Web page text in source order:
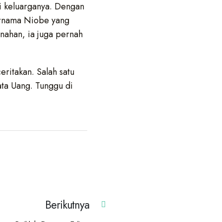
Dengan
Niobe yang
ia juga pernah
Salah satu
Uang. Tunggu di
Berikutnya